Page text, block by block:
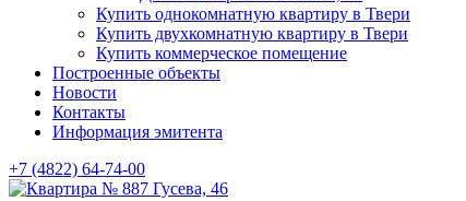
Купить однокомнатную квартиру в Твери
Купить двухкомнатную квартиру в Твери
Купить коммерческое помещение
Построенные объекты
Новости
Контакты
Информация эмитента
+7 (4822) 64-74-00
Гусева, 46